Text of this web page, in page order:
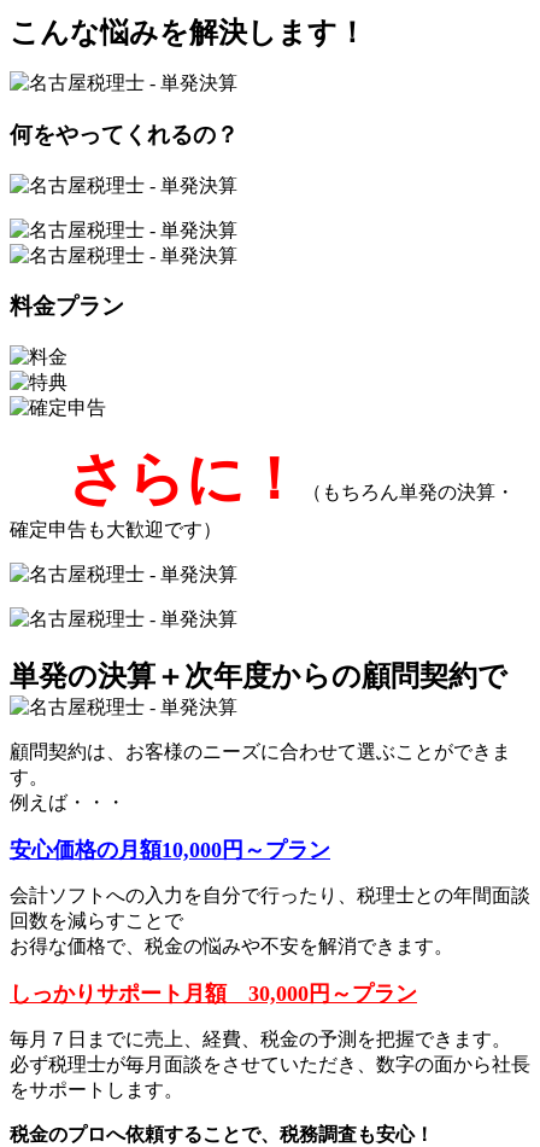
こんな悩みを解決します！
何をやってくれるの？
料金プラン
さらに！
（もちろん単発の決算・
確定申告も大歓迎です）
単発の決算＋次年度からの顧問契約で
顧問契約は、お客様のニーズに合わせて選ぶことができま
す。
例えば・・・
安心価格の月額10,000円～プラン
会計ソフトへの入力を自分で行ったり、税理士との年間面談
回数を減らすことで
お得な価格で、税金の悩みや不安を解消できます。
しっかりサポート月額 30,000円～プラン
毎月７日までに売上、経費、税金の予測を把握できます。
必ず税理士が毎月面談をさせていただき、数字の面から社長
をサポートします。
税金のプロへ依頼することで、税務調査も安心！